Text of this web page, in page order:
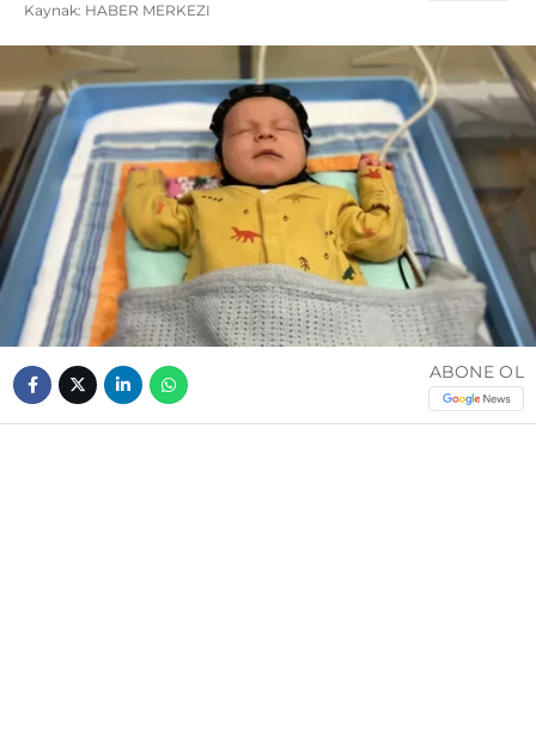
Kaynak: HABER MERKEZI
ABONE OL